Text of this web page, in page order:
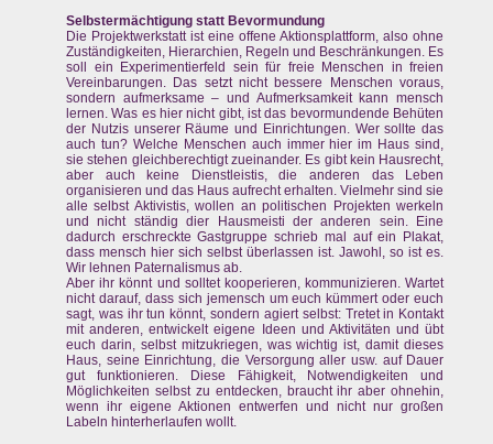
Selbstermächtigung statt Bevormundung
Die Projektwerkstatt ist eine offene Aktionsplattform, also ohne
Zuständigkeiten, Hierarchien, Regeln und Beschränkungen. Es
soll ein Experimentierfeld sein für freie Menschen in freien
Vereinbarungen. Das setzt nicht bessere Menschen voraus,
sondern aufmerksame – und Aufmerksamkeit kann mensch
lernen. Was es hier nicht gibt, ist das bevormundende Behüten
der Nutzis unserer Räume und Einrichtungen. Wer sollte das
auch tun? Welche Menschen auch immer hier im Haus sind,
sie stehen gleichberechtigt zueinander. Es gibt kein Hausrecht,
aber auch keine Dienstleistis, die anderen das Leben
organisieren und das Haus aufrecht erhalten. Vielmehr sind sie
alle selbst Aktivistis, wollen an politischen Projekten werkeln
und nicht ständig dier Hausmeisti der anderen sein. Eine
dadurch erschreckte Gastgruppe schrieb mal auf ein Plakat,
dass mensch hier sich selbst überlassen ist. Jawohl, so ist es.
Wir lehnen Paternalismus ab.
Aber ihr könnt und solltet kooperieren, kommunizieren. Wartet
nicht darauf, dass sich jemensch um euch kümmert oder euch
sagt, was ihr tun könnt, sondern agiert selbst: Tretet in Kontakt
mit anderen, entwickelt eigene Ideen und Aktivitäten und übt
euch darin, selbst mitzukriegen, was wichtig ist, damit dieses
Haus, seine Einrichtung, die Versorgung aller usw. auf Dauer
gut funktionieren. Diese Fähigkeit, Notwendigkeiten und
Möglichkeiten selbst zu entdecken, braucht ihr aber ohnehin,
wenn ihr eigene Aktionen entwerfen und nicht nur großen
Labeln hinterherlaufen wollt.